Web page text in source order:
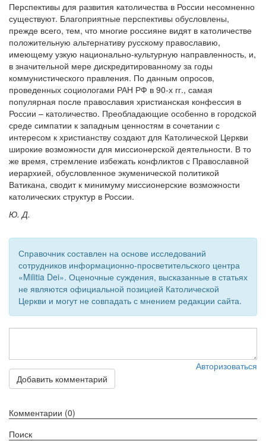
Перспективы для развития католичества в России несомненно
существуют. Благоприятные перспективы обусловлены,
прежде всего, тем, что многие россияне видят в католичестве
положительную альтернативу русскому православию,
имеющему узкую национально-культурную направленность, и,
в значительной мере дискредитированному за годы
коммунистического правления. По данным опросов,
проведенных социологами РАН РФ в 90-х гг., самая
популярная после православия христианская конфессия в
России – католичество. Преобладающие особенно в городской
среде симпатии к западным ценностям в сочетании с
интересом к христианству создают для Католической Церкви
широкие возможности для миссионерской деятельности. В то
же время, стремление избежать конфликтов с Православной
иерархией, обусловленное экуменической политикой
Ватикана, сводит к минимуму миссионерские возможности
католических структур в России.
Ю. Д.
Справочник составлен на основе исследований
сотрудников информационно-просветительского центра
«Militia Dei». Оценочные суждения, высказанные в статьях
не являются официальной позицией Католической
Церкви и могут не совпадать с мнением редакции сайта.
Авторизоваться
Добавить комментарий
Комментарии (0)
Поиск